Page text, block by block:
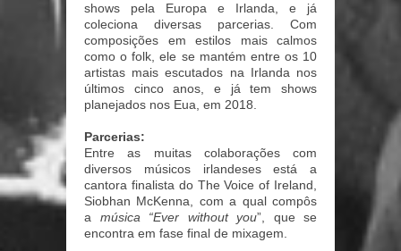
shows pela Europa e Irlanda, e já
coleciona diversas parcerias. Com
composições em estilos mais calmos
como o folk, ele se mantém entre os 10
artistas mais escutados na Irlanda nos
últimos cinco anos, e já tem shows
planejados nos Eua, em 2018.
Parcerias:
Entre as muitas colaborações com
diversos músicos irlandeses está a
cantora finalista do The Voice of Ireland,
Siobhan McKenna, com a qual compôs
a música “Ever without you”, que se
encontra em fase final de mixagem.